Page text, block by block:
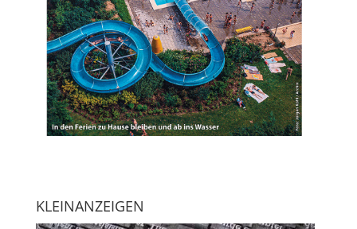
KLEINANZEIGEN